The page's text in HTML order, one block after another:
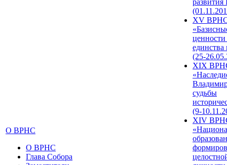
О ВРНС
О ВРНС
Глава Собора
развития
XV
единства
(25-
XIX
судьбы
(9-
XIV